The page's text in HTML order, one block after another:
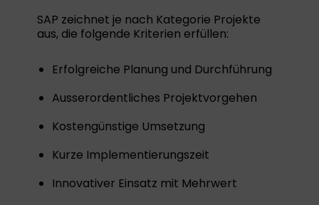
SAP zeichnet je nach Kategorie Projekte
aus, die folgende Kriterien erfüllen:
Erfolgreiche Planung und Durchführung
Ausserordentliches Projektvorgehen
Kostengünstige Umsetzung
Kurze Implementierungszeit
Innovativer Einsatz mit Mehrwert